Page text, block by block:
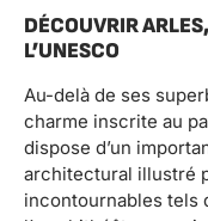
DÉCOUVRIR
L’UNESCO
Au-delà de ses
charme inscrite au
dispose d’un
architectural illustré
incontournables tels